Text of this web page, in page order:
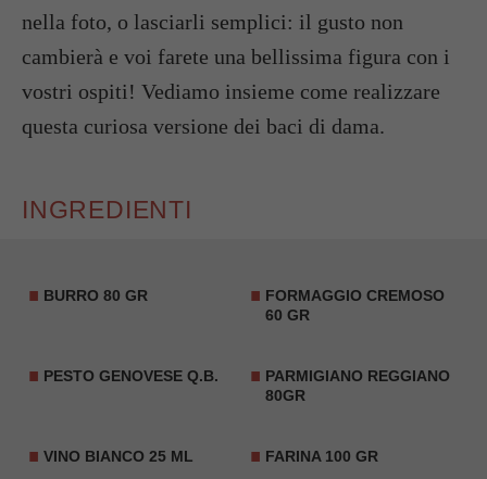
nella foto, o lasciarli semplici: il gusto non
cambierà e voi farete una bellissima figura con i
vostri ospiti! Vediamo insieme come realizzare
questa curiosa versione dei baci di dama.
INGREDIENTI
BURRO 80 GR
FORMAGGIO CREMOSO
60 GR
PESTO GENOVESE Q.B.
PARMIGIANO REGGIANO
80GR
VINO BIANCO 25 ML FARINA 100 GR